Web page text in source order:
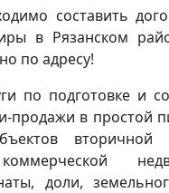
составить
в Рязанском
по адресу!
по подготовке и
продажи в простой
вторичной
доли,